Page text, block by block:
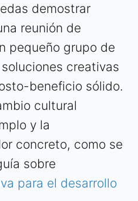
demostrar
reunión de
pequeño grupo de
creativas
beneficio sólido.
cultural
y la
concreto, como se
sobre
para el desarrollo